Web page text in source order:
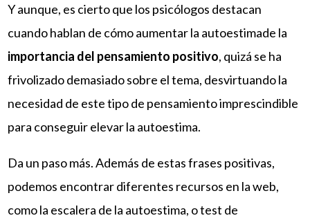
Y aunque, es cierto que los psicólogos destacan
cuando hablan de cómo aumentar la autoestimade la
importancia del pensamiento positivo, quizá se ha
frivolizado demasiado sobre el tema, desvirtuando la
necesidad de este tipo de pensamiento imprescindible
para conseguir elevar la autoestima.
Da un paso más. Además de estas frases positivas,
podemos encontrar diferentes recursos en la web,
como la escalera de la autoestima, o test de